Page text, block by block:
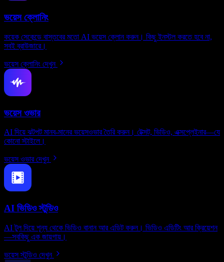
ভয়েস ক্লোনিং
কয়েক সেকেন্ডে বাস্তবের মতো AI ভয়েস ক্লোন করুন। কিছু ইনস্টল করতে হবে না,
সবই ব্রাউজারে।
ভয়েস ক্লোনিং দেখুন
ভয়েস ওভার
AI দিয়ে ঝটপট মানব-মানের ভয়েসওভার তৈরি করুন। টেক্সট, ভিডিও, এক্সপ্লেইনার—যে
কোনো স্টাইলে।
ভয়েস ওভার দেখুন
AI ভিডিও স্টুডিও
AI টুল দিয়ে শূন্য থেকে ভিডিও বানান আর এডিট করুন। ভিডিও এডিটিং আর ক্রিয়েশন
—সবকিছু এক জায়গায়।
ভয়েস স্টুডিও দেখুন